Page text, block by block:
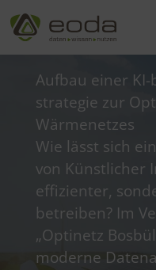
Zum
Inhalt
springen
Aufbau einer
strategie zur
Wärmenetzes
Wie lässt sich
von Künstlicher
effizienter,
betreiben? Im
„Optinetz
moderne